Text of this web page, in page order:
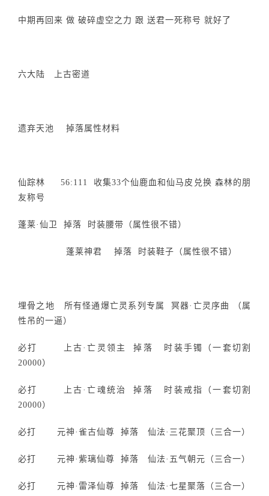
中期再回来 做 破碎虚空之力 跟 送君一死称号 就好了
六大陆 上古密道
遗弃天池 掉落属性材料
仙踪林 56:111 收集33个仙鹿血和仙马皮兑换 森林的朋
友称号
蓬莱·仙卫 掉落 时装腰带（属性很不错）
蓬莱神君 掉落 时装鞋子（属性很不错）
埋骨之地 所有怪通爆亡灵系列专属 冥器·亡灵序曲 （属
性吊的一逼）
必打 上古·亡灵领主 掉落 时装手镯（一套切割
20000）
必打 上古·亡魂统治 掉落 时装戒指（一套切割
20000）
必打 元神·雀古仙尊 掉落 仙法·三花聚顶（三合一）
必打 元神·紫璃仙尊 掉落 仙法·五气朝元（三合一）
必打 元神·雷泽仙尊 掉落 仙法·七星聚落（三合一）